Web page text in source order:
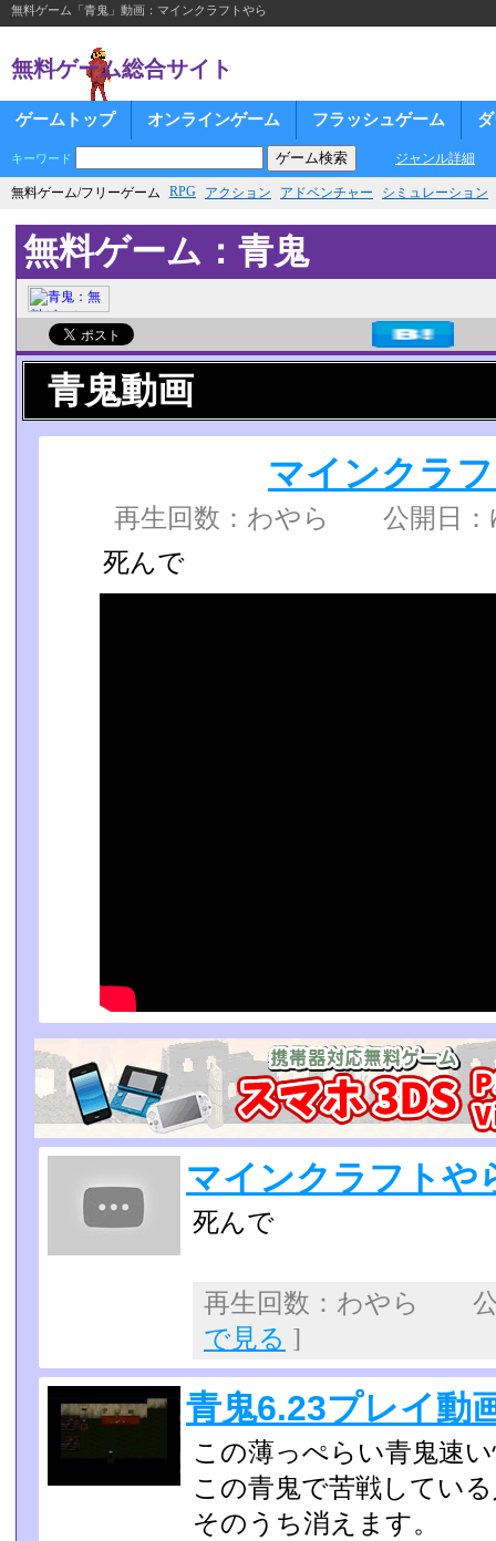
無料ゲーム「青鬼」動画：マインクラフトやら
無料ゲーム総合サイト
ゲームトップ オンラインゲーム フラッシュゲーム
キーワード ジャンル詳細
無料ゲーム/フリーゲーム RPG アクション アドベンチャー シミュレーション
無料ゲーム：青鬼
青鬼動画
マインクラ
再生回数：わやら 公開日：
死んで
マインクラフトや
死んで
再生回数：わやら
で見る ]
青鬼6.23プレイ
この薄っぺらい青鬼速
この青鬼で苦戦してい
そのうち消えます。